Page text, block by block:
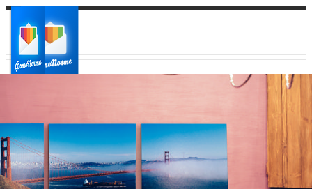
Ваш город:
Ваш регион доставки
Выберите из списка: